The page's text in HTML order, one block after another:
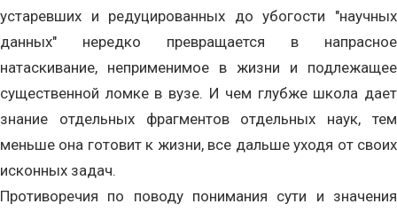
устаревших и редуцированных до убогости "научных
данных" нередко превращается в напрасное
натаскивание, неприменимое в жизни и подлежащее
существенной ломке в вузе. И чем глубже школа дает
знание отдельных фрагментов отдельных наук, тем
меньше она готовит к жизни, все дальше уходя от своих
исконных задач.
Противоречия по поводу понимания сути и значения